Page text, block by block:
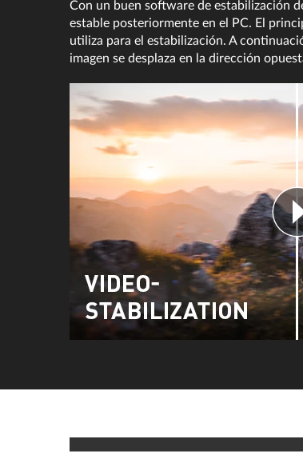
Con un buen software de estabilización
estable posteriormente en el PC. El
utiliza para el estabilización. A
imagen se desplaza en la dirección